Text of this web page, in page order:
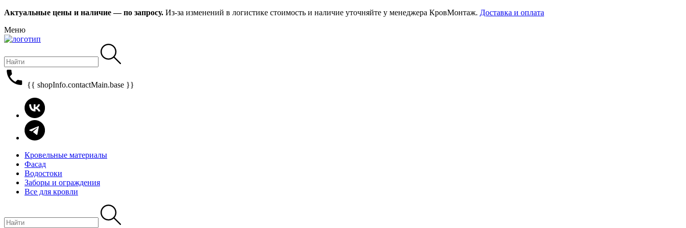
Актуальные цены и наличие — по запросу. Из-за изменений в логистике стоимость и наличие уточняйте у менеджера КровМонтаж. Доставка и оплата
Меню
{{ shopInfo.contactMain.base }}
Кровельные материалы
Фасад
Водостоки
Заборы и ограждения
Все для кровли